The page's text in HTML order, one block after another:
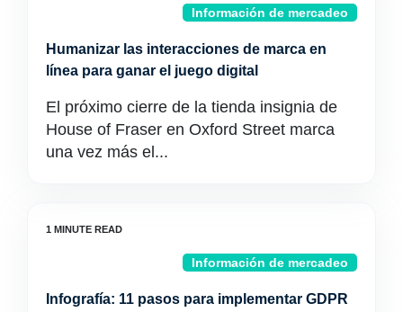
Información de mercadeo
Humanizar las interacciones de marca en
línea para ganar el juego digital
El próximo cierre de la tienda insignia de
House of Fraser en Oxford Street marca
una vez más el...
Información de mercadeo
Infografía: 11 pasos para implementar GDPR